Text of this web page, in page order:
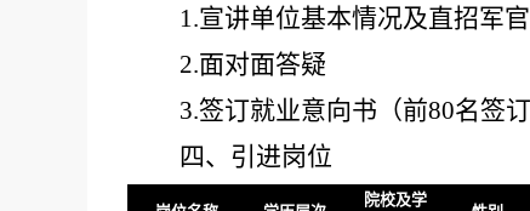
1.宣讲单位基本情况及直招军
2.面对面答疑
3.签订就业意向书（前80名签
四、引进岗位
院校及学